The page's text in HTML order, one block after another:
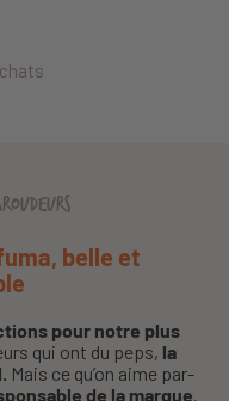
belle et
pour notre plus
qui ont du peps, la
Mais ce qu’on aime par-
de la marque.